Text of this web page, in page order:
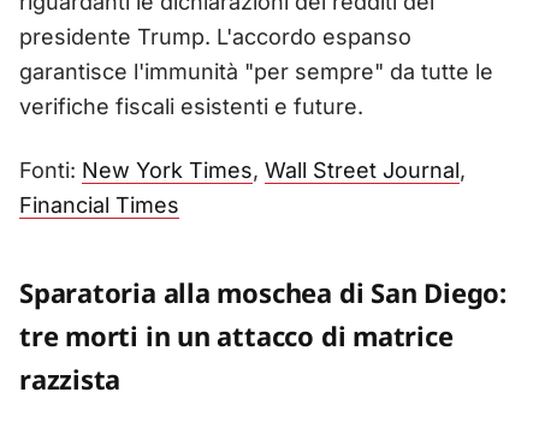
presidente Trump. L'accordo espanso
garantisce l'immunità "per sempre" da tutte le
verifiche fiscali esistenti e future.
Fonti: New York Times, Wall Street Journal,
Financial Times
Sparatoria alla moschea di San Diego:
tre morti in un attacco di matrice
razzista